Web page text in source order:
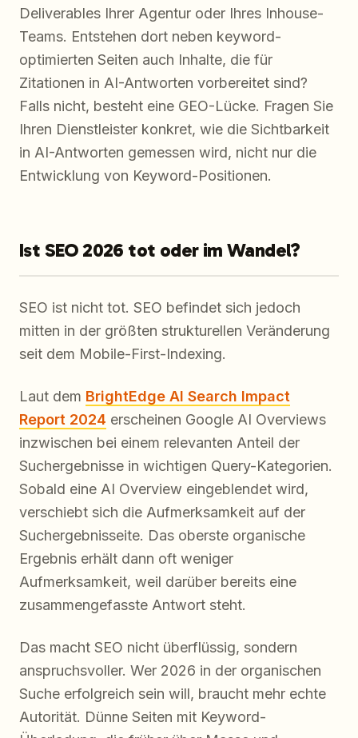
Deliverables Ihrer Agentur oder Ihres Inhouse-
Teams. Entstehen dort neben keyword-
optimierten Seiten auch Inhalte, die für
Zitationen in AI-Antworten vorbereitet sind?
Falls nicht, besteht eine GEO-Lücke. Fragen Sie
Ihren Dienstleister konkret, wie die Sichtbarkeit
in AI-Antworten gemessen wird, nicht nur die
Entwicklung von Keyword-Positionen.
Ist SEO 2026 tot oder im Wandel?
SEO ist nicht tot. SEO befindet sich jedoch
mitten in der größten strukturellen Veränderung
seit dem Mobile-First-Indexing.
Laut dem BrightEdge AI Search Impact
Report 2024 erscheinen Google AI Overviews
inzwischen bei einem relevanten Anteil der
Suchergebnisse in wichtigen Query-Kategorien.
Sobald eine AI Overview eingeblendet wird,
verschiebt sich die Aufmerksamkeit auf der
Suchergebnisseite. Das oberste organische
Ergebnis erhält dann oft weniger
Aufmerksamkeit, weil darüber bereits eine
zusammengefasste Antwort steht.
Das macht SEO nicht überflüssig, sondern
anspruchsvoller. Wer 2026 in der organischen
Suche erfolgreich sein will, braucht mehr echte
Autorität. Dünne Seiten mit Keyword-